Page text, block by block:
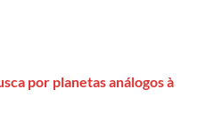
por planetas análogos à